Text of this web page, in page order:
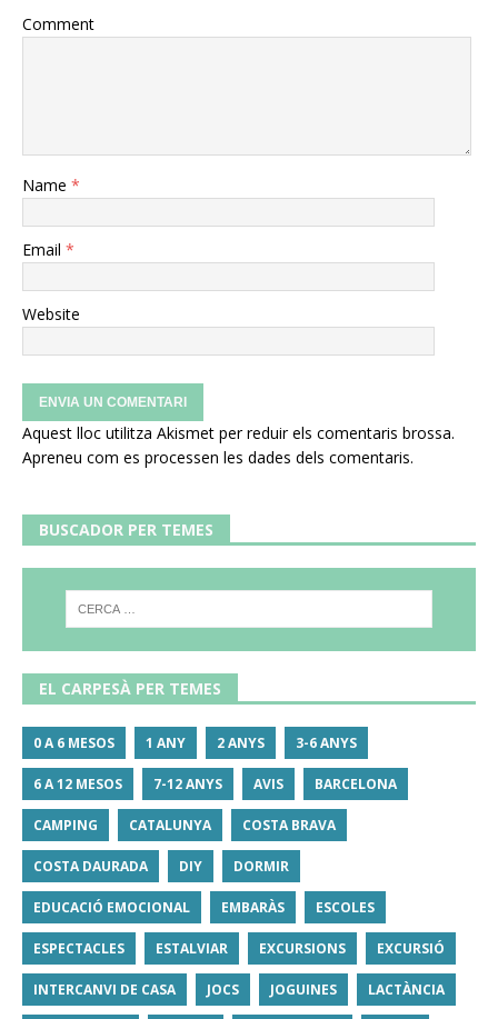
Comment
Name *
Email *
Website
Aquest lloc utilitza Akismet per reduir els comentaris brossa.
Apreneu com es processen les dades dels comentaris.
BUSCADOR PER TEMES
EL CARPESÀ PER TEMES
0 A 6 MESOS 1 ANY 2 ANYS 3-6 ANYS
6 A 12 MESOS 7-12 ANYS AVIS BARCELONA
CAMPING CATALUNYA COSTA BRAVA
COSTA DAURADA DIY DORMIR
EDUCACIÓ EMOCIONAL EMBARÀS ESCOLES
ESPECTACLES ESTALVIAR EXCURSIONS EXCURSIÓ
INTERCANVI DE CASA JOCS JOGUINES LACTÀNCIA